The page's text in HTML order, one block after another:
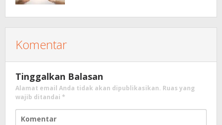
Komentar
Tinggalkan Balasan
Alamat email Anda tidak akan dipublikasikan. Ruas yang
wajib ditandai *